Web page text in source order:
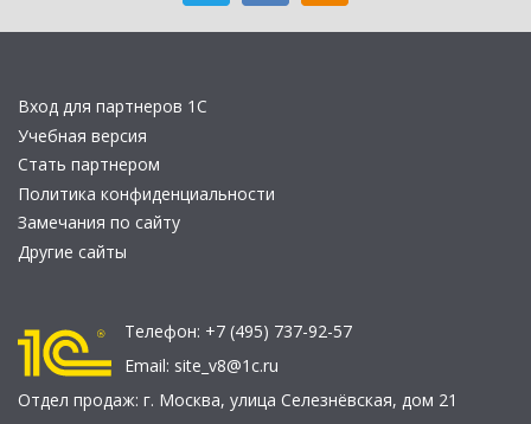
Вход для партнеров 1С
Учебная версия
Стать партнером
Политика конфиденциальности
Замечания по сайту
Другие сайты
Телефон: +7 (495) 737-92-57
Email: site_v8@1c.ru
Отдел продаж: г. Москва, улица Селезнёвская, дом 21